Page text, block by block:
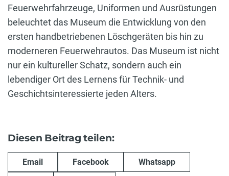
Feuerwehrfahrzeuge, Uniformen und Ausrüstungen
beleuchtet das Museum die Entwicklung von den
ersten handbetriebenen Löschgeräten bis hin zu
moderneren Feuerwehrautos. Das Museum ist nicht
nur ein kultureller Schatz, sondern auch ein
lebendiger Ort des Lernens für Technik- und
Geschichtsinteressierte jeden Alters.
Diesen Beitrag teilen:
Email Facebook Whatsapp